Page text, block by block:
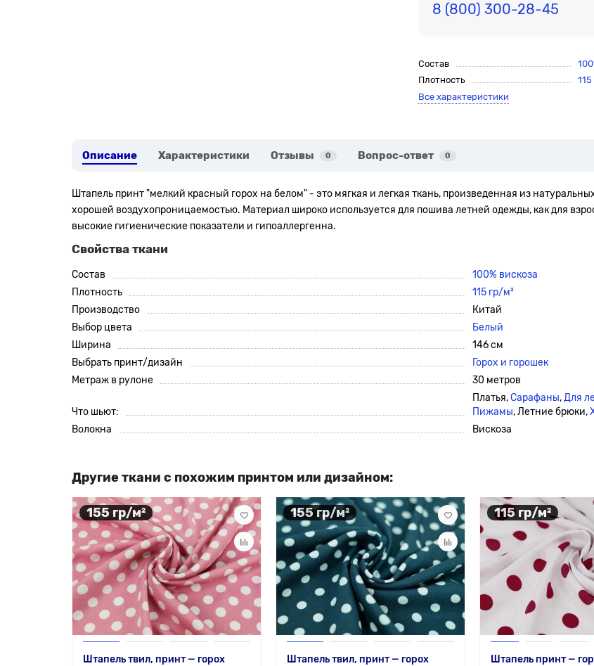
8 (800) 300-28-45
Состав
Плотность
Все характеристики
Описание Характеристики Отзывы 0 Вопрос-ответ 0
Штапель принт "мелкий красный горох на белом" - это мягкая и легкая ткань, произведенная из
хорошей воздухопроницаемостью. Материал широко используется для пошива летней одежды, как для
высокие гигиенические показатели и гипоаллергенна.
Свойства ткани
Состав
100% вискоза
Плотность
115 гр/м²
Производство
Китай
Выбор цвета
Белый
Ширина
146 см
Выбрать принт/дизайн
Горох и горошек
Метраж в рулоне
30 метров
Что шьют:
Платья,Сарафаны,Для
Пижамы, Летние брюки,
Волокна
Вискоза
Другие ткани с похожим принтом или дизайном:
155 гр/м²
Штапель твил, принт — горох
155 гр/м²
Штапель твил, принт — горох
115 гр/м²
Штапель принт —